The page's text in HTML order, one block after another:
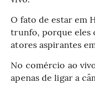
O fato de estar em
trunfo, porque eles
atores aspirantes
No comércio ao
apenas de ligar a